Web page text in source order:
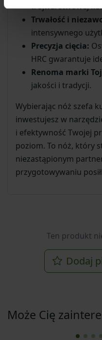
trójwarstwowej
Trwałość i
intensywnego
Precyzja cięcia:
HRC gwarantuje
Renoma marki
jakości i tradycji.
Wybierając nóż szefa
inwestujesz w
i efektywność Twojej
poziom. To nóż, który
niezastąpionym
przygotowywaniu
Ten produkt
Dodaj
Może Cię